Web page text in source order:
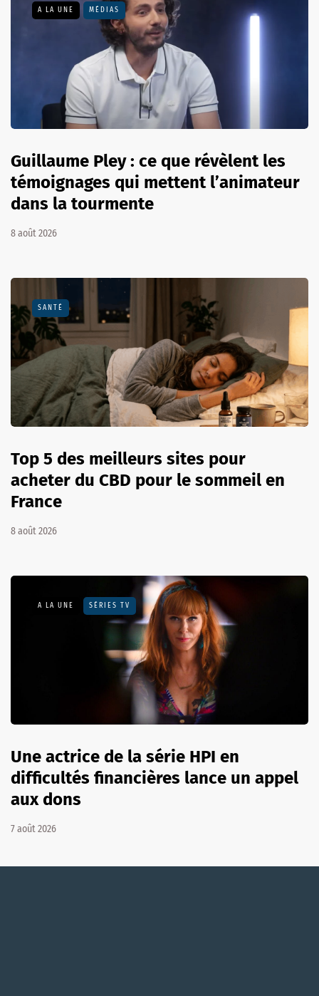
A LA UNE MÉDIAS
Guillaume Pley : ce que révèlent les
témoignages qui mettent l’animateur
dans la tourmente
8 août 2026
SANTÉ
Top 5 des meilleurs sites pour
acheter du CBD pour le sommeil en
France
8 août 2026
A LA UNE SÉRIES TV
Une actrice de la série HPI en
difficultés financières lance un appel
aux dons
7 août 2026